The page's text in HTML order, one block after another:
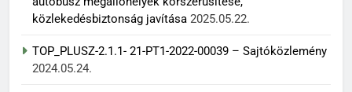
közlekedésbiztonság javítása 2025.05.22.
TOP_PLUSZ-2.1.1- 21-PT1-2022-00039 – Sajtóközlemény
2024.05.24.